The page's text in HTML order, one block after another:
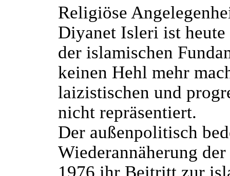
Religiöse
Diyanet Isleri ist
der islamischen
keinen Hehl mehr
laizistischen und
nicht repräsentiert.
Der außenpolitisch
Wiederannäherung
1976 ihr Beitritt zur